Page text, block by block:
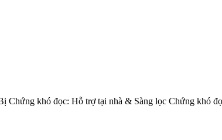
Chứng khó đọc: Hỗ trợ tại nhà & Sàng lọc Chứng khó